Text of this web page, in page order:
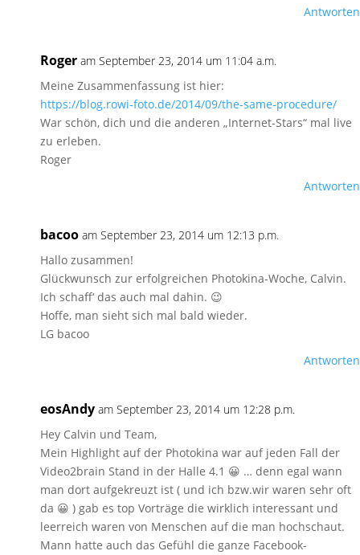
Antworten
Roger am September 23, 2014 um 11:04 a.m.
Meine Zusammenfassung ist hier:
https://blog.rowi-foto.de/2014/09/the-same-procedure/
War schön, dich und die anderen „Internet-Stars“ mal live
zu erleben.
Roger
Antworten
bacoo am September 23, 2014 um 12:13 p.m.
Hallo zusammen!
Glückwunsch zur erfolgreichen Photokina-Woche, Calvin.
Ich schaff‘ das auch mal dahin. 😉
Hoffe, man sieht sich mal bald wieder.
LG bacoo
Antworten
eosAndy am September 23, 2014 um 12:28 p.m.
Hey Calvin und Team,
Mein Highlight auf der Photokina war auf jeden Fall der
Video2brain Stand in der Halle 4.1 😀 … denn egal wann
man dort aufgekreuzt ist ( und ich bzw.wir waren sehr oft
da 😀 ) gab es top Vorträge die wirklich interessant und
leerreich waren von Menschen auf die man hochschaut.
Mann hatte auch das Gefühl die ganze Facebook-